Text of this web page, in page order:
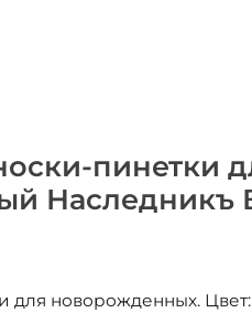
пинетки
для новорожденных.